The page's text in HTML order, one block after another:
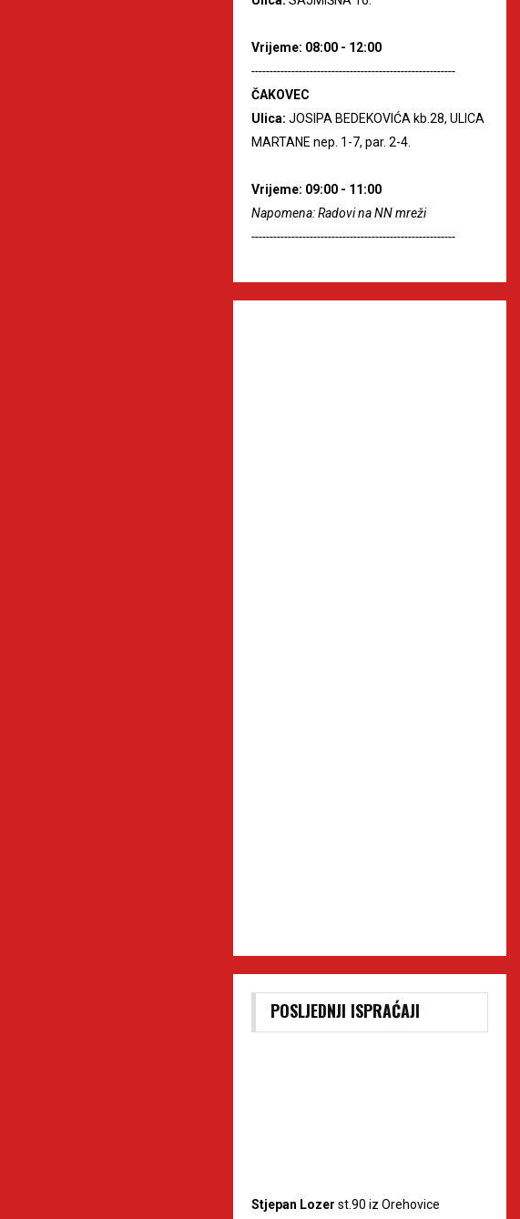
Vrijeme: 08:00 - 12:00
--------------------------------------------------------
ČAKOVEC
Ulica: JOSIPA BEDEKOVIĆA kb.28, ULICA
MARTANE nep. 1-7, par. 2-4.
Vrijeme: 09:00 - 11:00
Napomena: Radovi na NN mreži
--------------------------------------------------------
POSLJEDNJI ISPRAĆAJI
Stjepan Lozer st.90 iz Orehovice